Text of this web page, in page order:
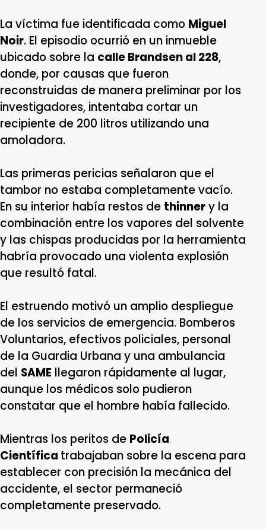
La víctima fue identificada como Miguel
Noir. El episodio ocurrió en un inmueble
ubicado sobre la calle Brandsen al 228,
donde, por causas que fueron
reconstruidas de manera preliminar por los
investigadores, intentaba cortar un
recipiente de 200 litros utilizando una
amoladora.
Las primeras pericias señalaron que el
tambor no estaba completamente vacío.
En su interior había restos de thinnery la
combinación entre los vapores del solvente
y las chispas producidas por la herramienta
habría provocado una violenta explosión
que resultó fatal.
El estruendo motivó un amplio despliegue
de los servicios de emergencia. Bomberos
Voluntarios, efectivos policiales, personal
de la Guardia Urbana y una ambulancia
del SAME llegaron rápidamente al lugar,
aunque los médicos solo pudieron
constatar que el hombre había fallecido.
Mientras los peritos de Policía
Científica trabajaban sobre la escena para
establecer con precisión la mecánica del
accidente, el sector permaneció
completamente preservado.